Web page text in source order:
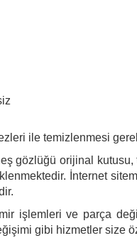
ile temizlenmesi
gözlüğü orijinal kutusu,
İnternet
işlemleri ve parça
gibi hizmetler size